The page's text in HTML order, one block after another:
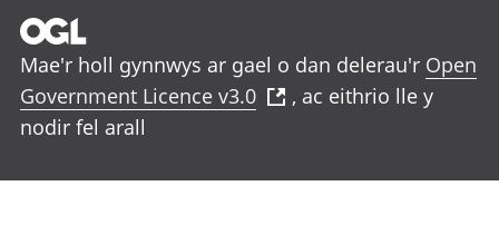
Mae'r holl gynnwys ar gael o dan delerau'r Open
Government Licence v3.0
, ac eithrio lle y
nodir fel arall